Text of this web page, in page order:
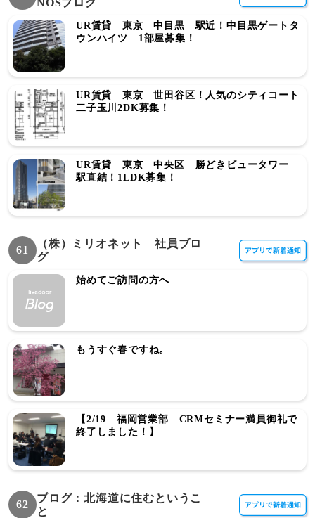
NOSブログ
UR賃貸 東京 中目黒 駅近！中目黒ゲートタ
ウンハイツ 1部屋募集！
UR賃貸 東京 世田谷区！人気のシティコート
二子玉川2DK募集！
UR賃貸 東京 中央区 勝どきビュータワー
駅直結！1LDK募集！
61
（株）ミリオネット 社員ブロ
グ
始めてご訪問の方へ
もうすぐ春ですね。
【2/19 福岡営業部 CRMセミナー満員御礼で
終了しました！】
62
ブログ：北海道に住むというこ
と